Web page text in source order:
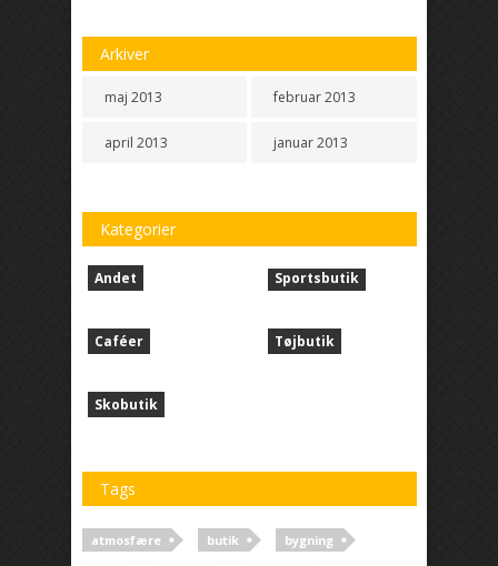
Arkiver
maj 2013
april 2013
februar 2013
januar 2013
Kategorier
Andet
Caféer
Skobutik
Sportsbutik
Tøjbutik
Tags
atmosfære butik bygning